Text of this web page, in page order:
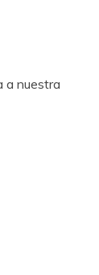
a nuestra